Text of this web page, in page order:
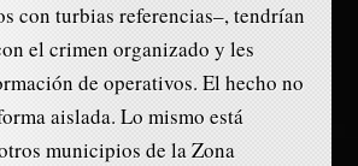
con turbias referencias–, tendrían
el crimen organizado y les
de operativos. El hecho no
aislada. Lo mismo está
municipios de la Zona